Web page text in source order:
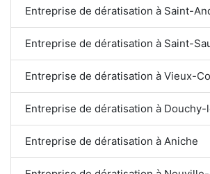
Entreprise de dératisation à Saint-
Entreprise de dératisation à Saint-
Entreprise de dératisation à Vieux-
Entreprise de dératisation à
Entreprise de dératisation à Aniche